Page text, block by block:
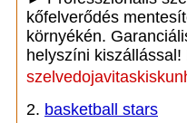
kőfelverődés
környékén.
helyszíni kiszállással!
2. basketball stars